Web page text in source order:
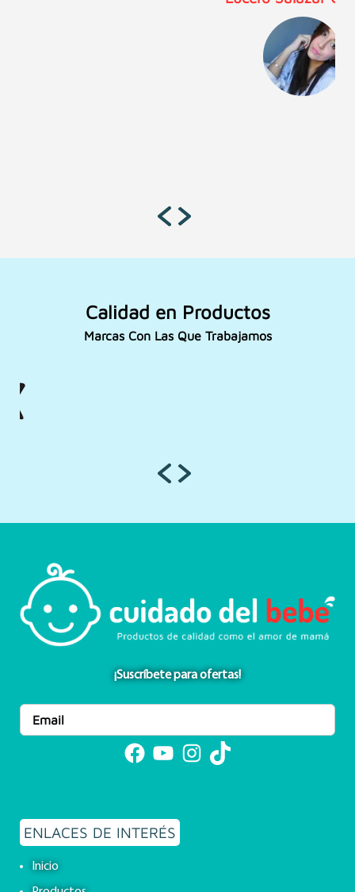
Calidad en Productos
Marcas Con Las Que Trabajamos
¡Suscríbete para ofertas!
Facebook
YouTube
Instagram
TikTok
ENLACES DE INTERÉS
Inicio